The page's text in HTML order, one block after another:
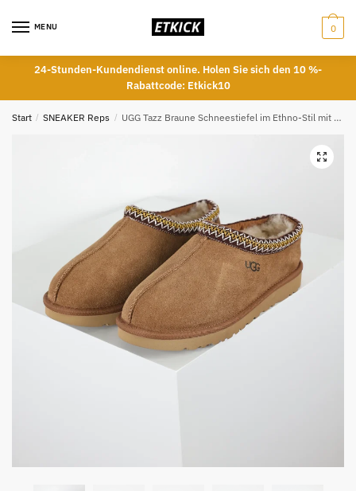
MENU 0
24-Stunden-Kundendienst online. Holen Sie sich den 10 %-
Rabattcode: Etkick10
Start / SNEAKER Reps / UGG Tazz Braune Schneestiefel im Ethno-Stil mit dünner Sohle